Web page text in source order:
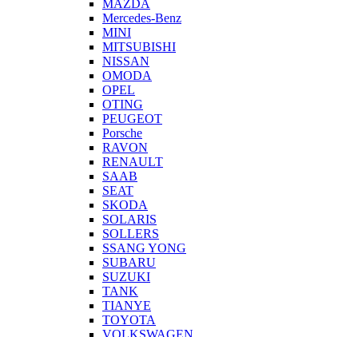
MAZDA
Mercedes-Benz
MINI
MITSUBISHI
NISSAN
OMODA
OPEL
OTING
PEUGEOT
Porsche
RAVON
RENAULT
SAAB
SEAT
SKODA
SOLARIS
SOLLERS
SSANG YONG
SUBARU
SUZUKI
TANK
TIANYE
TOYOTA
VOLKSWAGEN